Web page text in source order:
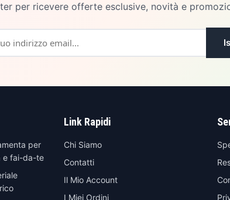
per ricevere offerte esclusive, novità e
per
e fai-da-te
Link Rapidi
Chi Siamo
Contatti
Il Mio Account
I Miei Ordini